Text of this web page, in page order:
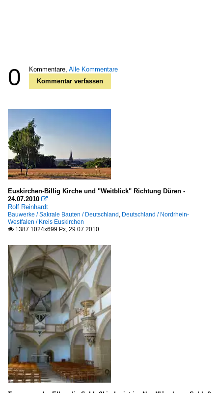
0 Kommentare, Alle Kommentare
Kommentar verfassen
Euskirchen-Billig Kirche und "Weitblick" Richtung Düren -
24.07.2010 
Rolf Reinhardt
Bauwerke / Sakrale Bauten / Deutschland , Deutschland / Nordrhein-
Westfalen / Kreis Euskirchen
 1387 1024x699 Px, 29.07.2010